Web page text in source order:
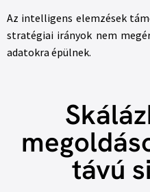
Az intelligens elemzések
stratégiai irányok nem
adatokra épülnek.
távú